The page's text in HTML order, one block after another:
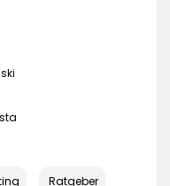
Ratgeber